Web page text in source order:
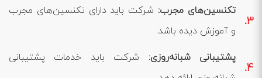
تکنسین‌های مجرب: شرکت باید دارای تکنسین‌های مجرب
و آموزش دیده باشد.
پشتیبانی شبانه‌روزی: شرکت باید خدمات پشتیبانی